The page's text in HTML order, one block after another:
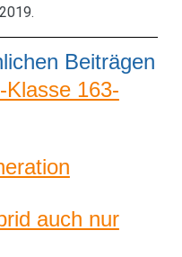
Beiträgen
Klasse 163-
auch nur